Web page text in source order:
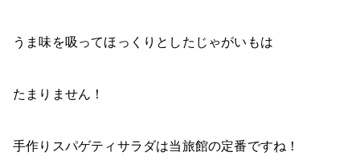
うま味を吸ってほっくりとしたじゃがいもは
たまりません！
手作りスパゲティサラダは当旅館の定番ですね！